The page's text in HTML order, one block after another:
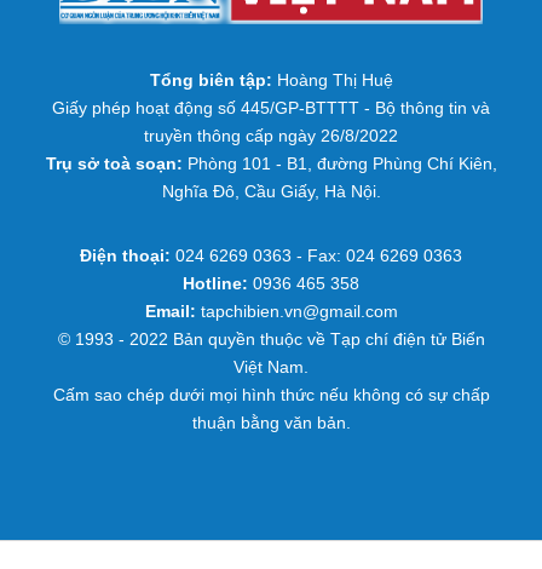
Tổng biên tập: Hoàng Thị Huệ
Giấy phép hoạt động số 445/GP-BTTTT - Bộ thông tin và
truyền thông cấp ngày 26/8/2022
Trụ sở toà soạn: Phòng 101 - B1, đường Phùng Chí Kiên,
Nghĩa Đô, Cầu Giấy, Hà Nội.
Điện thoại: 024 6269 0363 - Fax: 024 6269 0363
Hotline: 0936 465 358
Email: tapchibien.vn@gmail.com
© 1993 - 2022 Bản quyền thuộc về Tạp chí điện tử Biển
Việt Nam.
Cấm sao chép dưới mọi hình thức nếu không có sự chấp
thuận bằng văn bản.